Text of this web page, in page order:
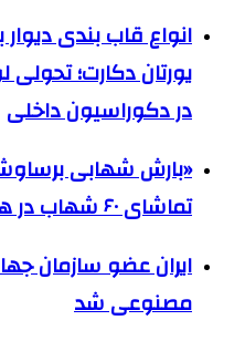
انواع قاب بندی
یورتان دکارت؛
در دکوراسیون داخلی
«بارش شهابی
تماشای ۶۰ شهاب در هر ساعت!
ایران عضو سازمان
مصنوعی شد